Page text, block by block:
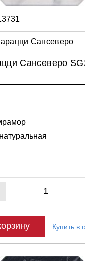
Сансеверо
Сансеверо
натуральная
Купить в